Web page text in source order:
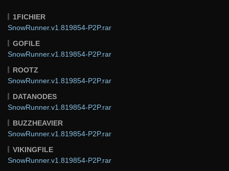
1FICHIER
SnowRunner.v1.819854-P2P.rar
GOFILE
SnowRunner.v1.819854-P2P.rar
ROOTZ
SnowRunner.v1.819854-P2P.rar
DATANODES
SnowRunner.v1.819854-P2P.rar
BUZZHEAVIER
SnowRunner.v1.819854-P2P.rar
VIKINGFILE
SnowRunner.v1.819854-P2P.rar